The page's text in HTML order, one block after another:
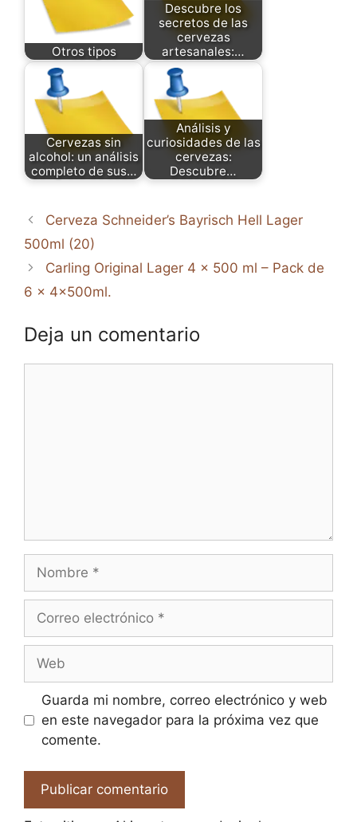
Otros tipos
Descubre los
secretos de las
cervezas
artesanales:…
Cervezas sin
alcohol: un análisis
completo de sus…
Análisis y
curiosidades de las
cervezas:
Descubre…
Cerveza Schneider’s Bayrisch Hell Lager
500ml (20)
Carling Original Lager 4 x 500 ml – Pack de
6 x 4x500ml.
Deja un comentario
Nombre
Correo
Web
Guarda mi nombre, correo electrónico y web
en este navegador para la próxima vez que
comente.